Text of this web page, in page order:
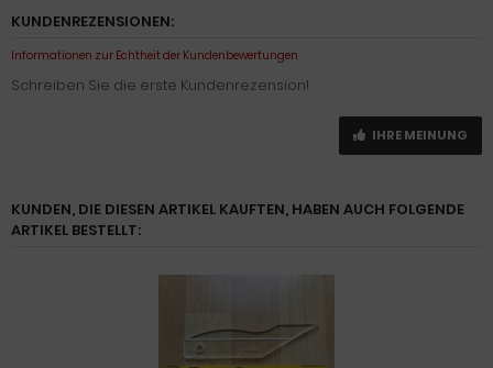
KUNDENREZENSIONEN:
Informationen zur Echtheit der Kundenbewertungen
Schreiben Sie die erste Kundenrezension!
IHRE MEINUNG
KUNDEN, DIE DIESEN ARTIKEL KAUFTEN, HABEN AUCH FOLGENDE
ARTIKEL BESTELLT: